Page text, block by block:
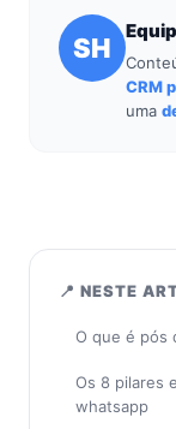
SH
CRM
uma
📍 NESTE
O que é pós
Os 8 pilares
whatsapp